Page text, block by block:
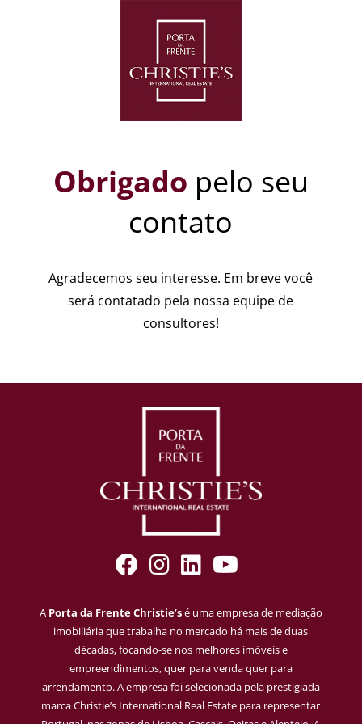
Obrigado pelo seu
contato
Agradecemos seu interesse. Em breve você
será contatado pela nossa equipe de
consultores!
A Porta da Frente Christie’sé uma empresa de mediação
imobiliária que trabalha no mercado há mais de duas
décadas, focando-se nos melhores imóveis e
empreendimentos, quer para venda quer para
arrendamento. A empresa foi selecionada pela prestigiada
marca Christie’s International Real Estate para representar